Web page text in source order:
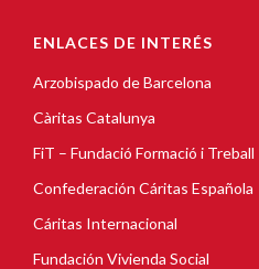
ENLACES DE INTERÉS
Arzobispado de Barcelona
Càritas Catalunya
FiT – Fundació Formació i Treball
Confederación Cáritas Española
Cáritas Internacional
Fundación Vivienda Social